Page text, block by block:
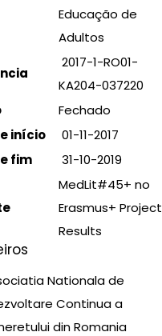
Educação de
Adultos
2017-1-RO01-
KA204-037220
Fechado
início
01-11-2017
fim
31-10-2019
MedLit#45+ no
Erasmus+ Project
Results
Nationala de
Continua a
din Romania